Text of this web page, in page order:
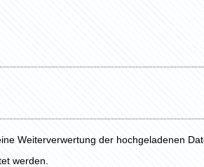
Weiterverwertung der hochgeladenen
werden.